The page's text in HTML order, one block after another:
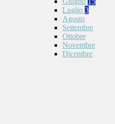
Luglio 3
Agosto
Settembre
Ottobre
Novembre
Dicembre